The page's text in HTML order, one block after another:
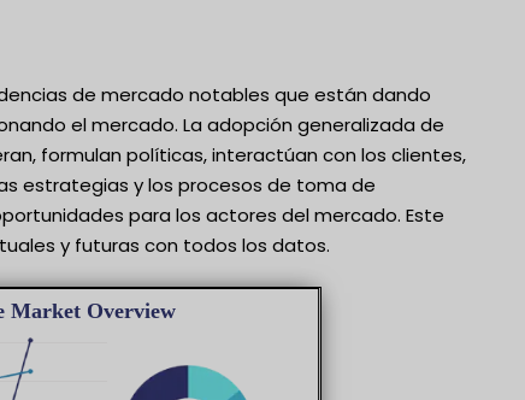
de mercado notables que están dando
el mercado. La adopción generalizada de
formulan políticas, interactúan con los clientes,
estrategias y los procesos de toma de
para los actores del mercado. Este
y futuras con todos los datos.